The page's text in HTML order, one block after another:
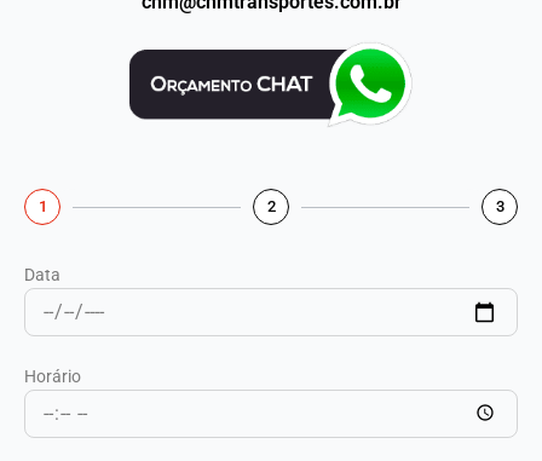
1 2 3
Data
Horário